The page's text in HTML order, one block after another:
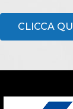
CLICCA QUI